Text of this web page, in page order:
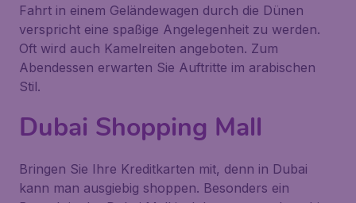
Fahrt in einem Geländewagen durch die Dünen
verspricht eine spaßige Angelegenheit zu werden.
Oft wird auch Kamelreiten angeboten. Zum
Abendessen erwarten Sie Auftritte im arabischen
Stil.
Dubai Shopping Mall
Bringen Sie Ihre Kreditkarten mit, denn in Dubai
kann man ausgiebig shoppen. Besonders ein